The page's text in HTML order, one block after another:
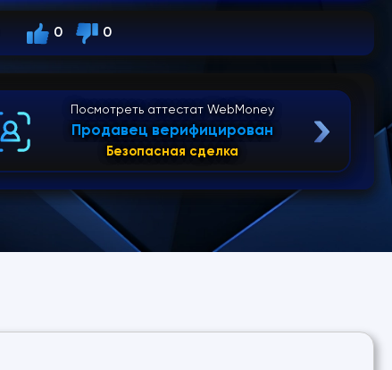
0 0
Посмотреть аттестат WebMoney
Продавец верифицирован
Безопасная сделка